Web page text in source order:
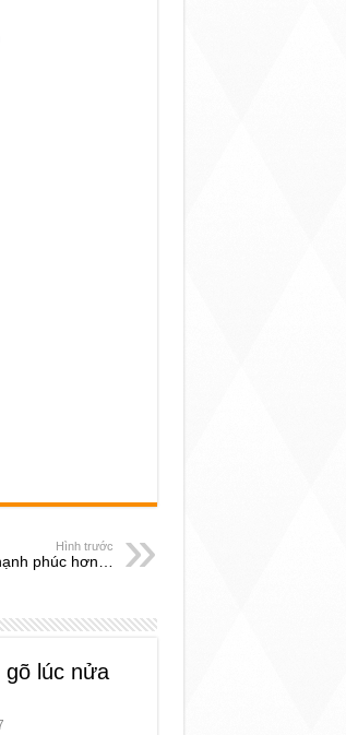
Hình trước
phúc hơn…
gõ lúc nửa